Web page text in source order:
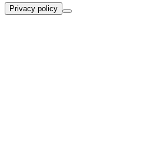
Privacy policy